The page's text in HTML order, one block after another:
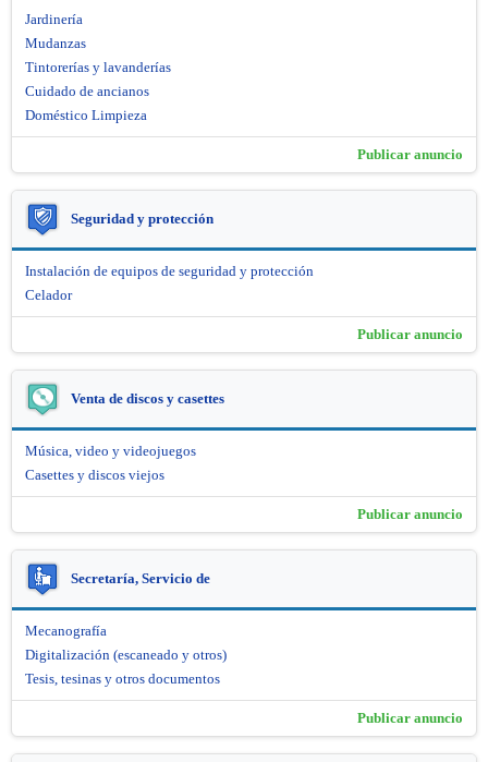
Jardinería
Mudanzas
Tintorerías y lavanderías
Cuidado de ancianos
Doméstico Limpieza
Publicar anuncio
Seguridad y protección
Instalación de equipos de seguridad y protección
Celador
Publicar anuncio
Venta de discos y casettes
Música, video y videojuegos
Casettes y discos viejos
Publicar anuncio
Secretaría, Servicio de
Mecanografía
Digitalización (escaneado y otros)
Tesis, tesinas y otros documentos
Publicar anuncio